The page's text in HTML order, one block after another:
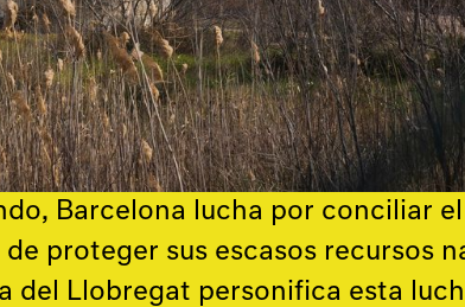
Barcelona lucha por conciliar
proteger sus escasos recursos
del Llobregat personifica esta